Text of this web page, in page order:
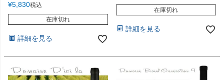
¥5,830税込
在庫切れ
詳細を見る
在庫切れ
詳細を見る